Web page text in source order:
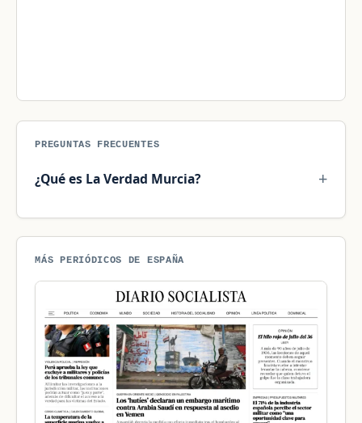
PREGUNTAS FRECUENTES
¿Qué es La Verdad Murcia?
MÁS PERIÓDICOS DE ESPAÑA